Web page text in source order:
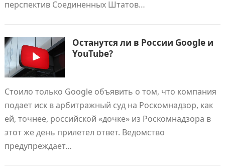
перспектив Соединенных Штатов…
Останутся ли в России Google и
YouTube?
Стоило только Google объявить о том, что компания
подает иск в арбитражный суд на Роскомнадзор, как
ей, точнее, российской «дочке» из Роскомнадзора в
этот же день прилетел ответ. Ведомство
предупреждает…